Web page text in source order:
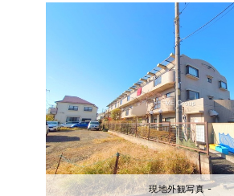
現地外観写真 -